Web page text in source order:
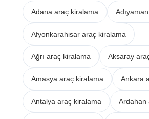
Adana araç kiralama
Afyonkarahisar araç kiralama
Ağrı araç kiralama Aksaray
Amasya araç kiralama Ankara
Antalya araç kiralama Ardahan